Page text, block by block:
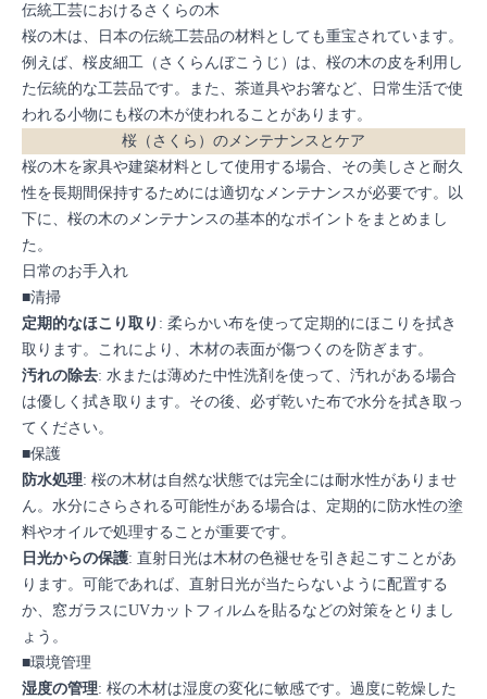
伝統工芸におけるさくらの木
桜の木は、日本の伝統工芸品の材料としても重宝されています。
例えば、桜皮細工（さくらんぼこうじ）は、桜の木の皮を利用し
た伝統的な工芸品です。また、茶道具やお箸など、日常生活で使
われる小物にも桜の木が使われることがあります。
桜（さくら）のメンテナンスとケア
桜の木を家具や建築材料として使用する場合、その美しさと耐久
性を長期間保持するためには適切なメンテナンスが必要です。以
下に、桜の木のメンテナンスの基本的なポイントをまとめまし
た。
日常のお手入れ
■清掃
定期的なほこり取り : 柔らかい布を使って定期的にほこりを拭き
取ります。これにより、木材の表面が傷つくのを防ぎます。
汚れの除去: 水または薄めた中性洗剤を使って、汚れがある場合
は優しく拭き取ります。その後、必ず乾いた布で水分を拭き取っ
てください。
■保護
防水処理: 桜の木材は自然な状態では完全には耐水性がありませ
ん。水分にさらされる可能性がある場合は、定期的に防水性の塗
料やオイルで処理することが重要です。
日光からの保護: 直射日光は木材の色褪せを引き起こすことがあ
ります。可能であれば、直射日光が当たらないように配置する
か、窓ガラスにUVカットフィルムを貼るなどの対策をとりまし
ょう。
■環境管理
湿度の管理: 桜の木材は湿度の変化に敏感です。過度に乾燥した